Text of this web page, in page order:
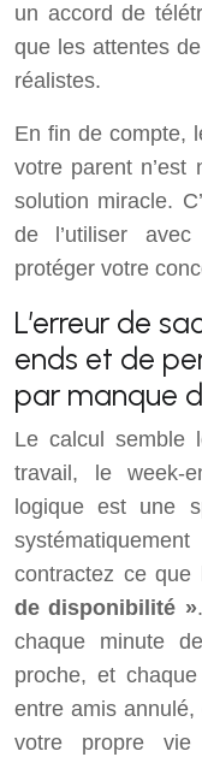
un accord de
que les attentes
réalistes.
En fin de compte,
votre parent
solution miracle.
de l’utiliser
protéger votre
L’erreur de
ends et de
par manque
Le calcul semble
travail, le week-
logique est une
contractez ce que
de disponibilité »
chaque minute
proche, et
entre amis
votre propre